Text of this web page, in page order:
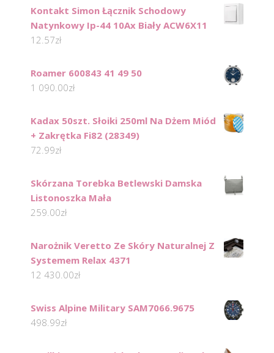
Kontakt Simon Łącznik Schodowy
Natynkowy Ip-44 10Ax Biały ACW6X11
12.57zł
Roamer 600843 41 49 50
1 090.00zł
Kadax 50szt. Słoiki 250ml Na Dżem Miód
+ Zakrętka Fi82 (28349)
72.99zł
Skórzana Torebka Betlewski Damska
Listonoszka Mała
259.00zł
Narożnik Veretto Ze Skóry Naturalnej Z
Systemem Relax 4371
12 430.00zł
Swiss Alpine Military SAM7066.9675
498.99zł